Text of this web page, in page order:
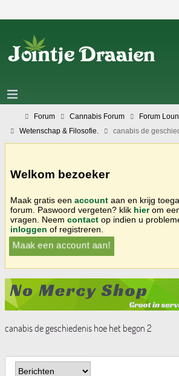
Forum Cannabis Forum
Forum
Wetenschap & Filosofie.
canabis de
Welkom bezoeker
Maak gratis een account aan en krijg
forum. Paswoord vergeten? klik hierom
vragen. Neem contact op indien u
inloggen of registreren.
Maak een account aan!
canabis de geschiedenis hoe het begon 2